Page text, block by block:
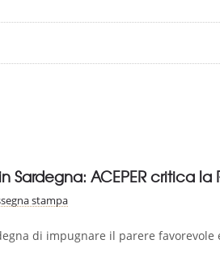
Sardegna: ACEPER critica
stampa
di impugnare il parere favorevole